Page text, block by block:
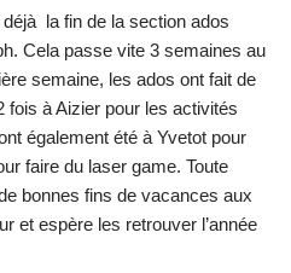
la fin de la section ados
Cela passe vite 3 semaines au
semaine, les ados ont fait de
fois à Aizier pour les activités
également été à Yvetot pour
faire du laser game. Toute
bonnes fins de vacances aux
et espère les retrouver l’année